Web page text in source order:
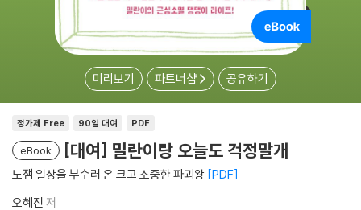
미리보기 파트너샵 공유하기
정가제 Free 90일 대여 PDF
eBook [대여] 밀란이랑 오늘도 걱정말개
노잼 일상을 부수러 온 크고 소중한 파괴왕 PDF
오혜진 저